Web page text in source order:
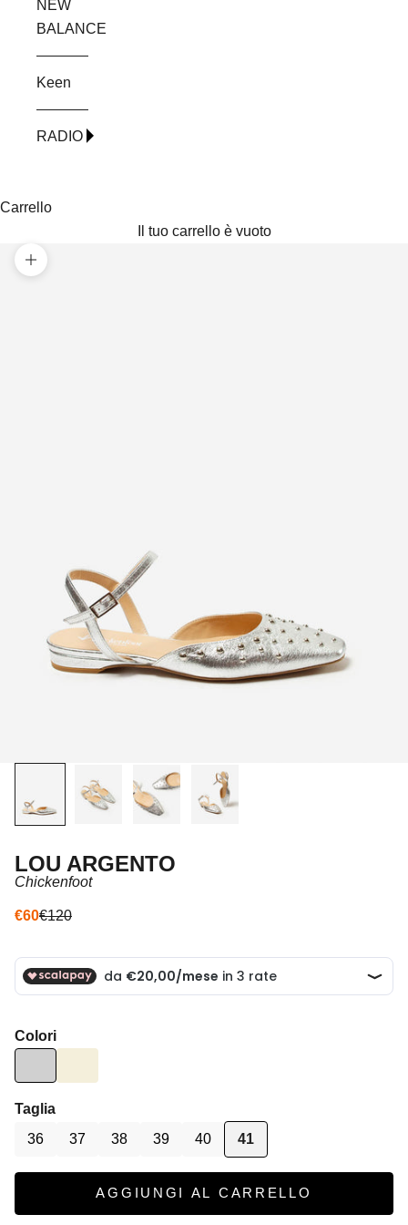
NEW
BALANCE
Keen
RADIO
Carrello
Il tuo carrello è vuoto
Ingrandisci immagine
LOU ARGENTO
Chickenfoot
Prezzo scontato
€60Prezzo
€120
Colori
Taglia
36
37 38 39 40 41
AGGIUNGI AL CARRELLO